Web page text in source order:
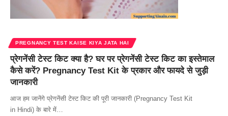
PREGNANCY TEST KAISE KIYA JATA HAI
प्रेगनेंसी टेस्ट किट क्या है? घर पर प्रेगनेंसी टेस्ट किट का इस्तेमाल
कैसे करें? Pregnancy Test Kit के प्रकार और फायदे से जुड़ी
जानकारी
आज हम जानेंगे प्रेगनेंसी टेस्ट किट की पूरी जानकारी (Pregnancy Test Kit
in Hindi) के बारे में…